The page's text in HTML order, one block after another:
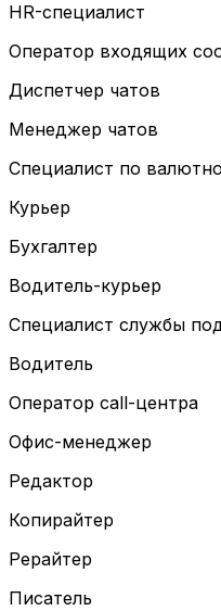
HR-специалист
Оператор входящих
Диспетчер чатов
Менеджер чатов
Специалист по
Курьер
Бухгалтер
Водитель-курьер
Специалист службы
Водитель
Оператор call-центра
Офис-менеджер
Редактор
Копирайтер
Рерайтер
Писатель